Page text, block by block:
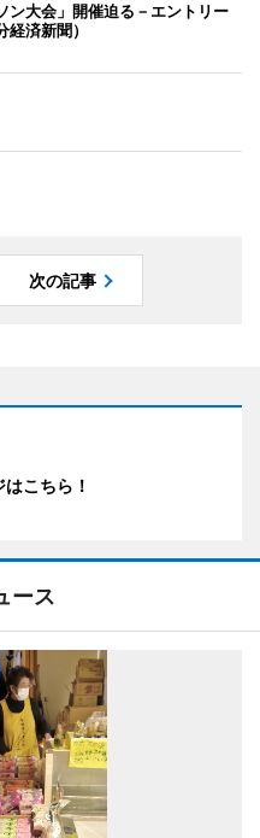
ン大会」開催迫る－エントリー
済新聞）
次の記事
こちら！
ース